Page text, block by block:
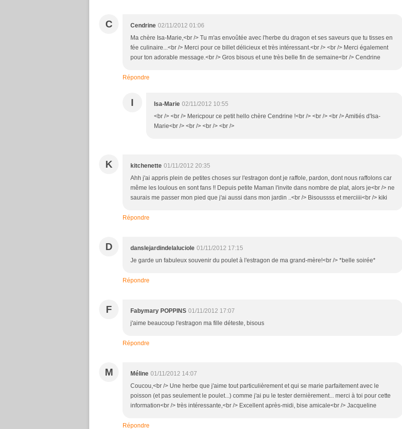
C Cendrine 02/11/2012 01:06
Ma chère Isa-Marie,<br /> Tu m'as envoûtée avec l'herbe du dragon et ses saveurs que tu tisses en
fée culinaire...<br /> Merci pour ce billet délicieux et très intéressant.<br /> <br /> Merci également
pour ton adorable message.<br /> Gros bisous et une très belle fin de semaine<br /> Cendrine
Répondre
I Isa-Marie 02/11/2012 10:55
<br /> <br /> Mericpour ce petit hello chère Cendrine !<br /> <br /> <br /> Amitiés d'Isa-
Marie<br /> <br /> <br /> <br />
K kitchenette 01/11/2012 20:35
Ahh j'ai appris plein de petites choses sur l'estragon dont je raffole, pardon, dont nous raffolons car
même les loulous en sont fans !! Depuis petite Maman l'invite dans nombre de plat, alors je<br /> ne
saurais me passer mon pied que j'ai aussi dans mon jardin ..<br /> Bisoussss et merciiii<br /> kiki
Répondre
D danslejardindelaluciole 01/11/2012 17:15
Je garde un fabuleux souvenir du poulet à l'estragon de ma grand-mère!<br /> *belle soirée*
Répondre
F Fabymary POPPINS 01/11/2012 17:07
j'aime beaucoup l'estragon ma fille déteste, bisous
Répondre
M Méline 01/11/2012 14:07
Coucou,<br /> Une herbe que j'aime tout particulièrement et qui se marie parfaitement avec le
poisson (et pas seulement le poulet...) comme j'ai pu le tester dernièrement... merci à toi pour cette
information<br /> très intéressante,<br /> Excellent après-midi, bise amicale<br /> Jacqueline
Répondre